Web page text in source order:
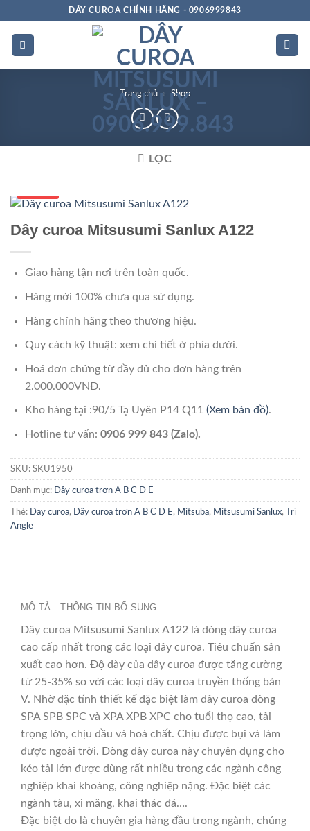
dung
DÂY CUROA CHÍNH HÃNG - 0906999843
Trang chủ » Shop
LỌC
Dây curoa Mitsusumi Sanlux A122
Giao hàng tận nơi trên toàn quốc.
Hàng mới 100% chưa qua sử dụng.
Hàng chính hãng theo thương hiệu.
Quy cách kỹ thuật: xem chi tiết ở phía dưới.
Hoá đơn chứng từ đầy đủ cho đơn hàng trên
2.000.000VNĐ.
Kho hàng tại :90/5 Tạ Uyên P14 Q11 (Xem bản đồ).
Hotline tư vấn: 0906 999 843 (Zalo).
SKU: SKU1950
Danh mục: Dây curoa trơn A B C D E
Thẻ: Day curoa, Dây curoa trơn A B C D E , Mitsuba, Mitsusumi Sanlux,
Tri
Angle
MÔ TẢ THÔNG TIN BỔ SUNG
Dây curoa Mitsusumi Sanlux A122 là dòng dây curoa
cao cấp nhất trong các loại dây curoa. Tiêu chuẩn sản
xuất cao hơn. Độ dày của dây curoa được tăng cường
từ 25-35% so với các loại dây curoa truyền thống bản
V. Nhờ đặc tính thiết kế đặc biệt làm dây curoa dòng
SPA SPB SPC và XPA XPB XPC cho tuổi thọ cao, tải
trọng lớn, chịu dầu và hoá chất. Chịu được bụi và làm
được ngoài trời. Dòng dây curoa này chuyên dụng cho
kéo tải lớn được dùng rất nhiều trong các ngành công
nghiệp khai khoáng, công nghiệp nặng. Đặc biệt các
ngành tàu, xi măng, khai thác đá….
Đặc biệt do là chuyên gia hàng đầu trong ngành, chúng